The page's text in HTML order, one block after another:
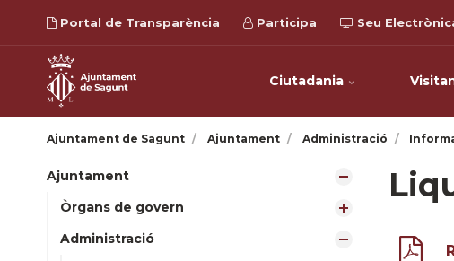
Portal de Transparència Participa Seu
Ciutadania
Ajuntament de Sagunt Ajuntament Administració
Ajuntament
Òrgans de govern
Administració